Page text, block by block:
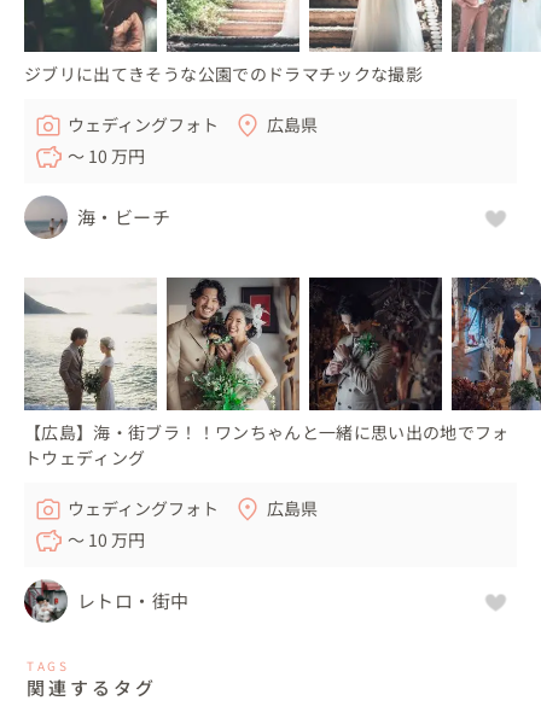
ジブリに出てきそうな公園でのドラマチックな撮影
ウェディングフォト
広島県
〜 10 万円
海・ビーチ
【広島】海・街ブラ！！ワンちゃんと一緒に思い出の地でフォ
トウェディング
ウェディングフォト
広島県
〜 10 万円
レトロ・街中
TAGS
関連するタグ